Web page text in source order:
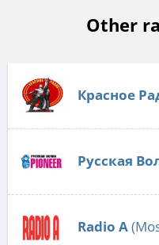
Other
Красное
Русская
Radio А